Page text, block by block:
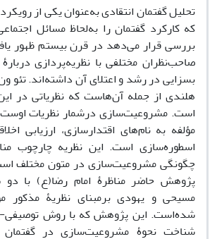
تحلیل گفتمان انتقادی به‌عنوان یکی از
که کارکرد گفتمان را به‌لحاظ مسائل
بررسی قرار می‌دهد در قرن بیستم ظهور
صاحب‌نظران مختلفی با نظریه‌پردازی
بسزایی در رشد و اعتلای آن داشته‌اند. تئو
هلندی از جمله آن‌هاست که نظریاتی در
است. مشروعیت‌سازی درشمار نظریات اوست
مؤلفه به‌ نام‌های اقتدارسازی، ارزیابی
اسطوره‌سازی است. این نظریه چارچوب
چگونگی مشروعیت‌سازی در متون مختلف
پژوهش حاضر مناظرۀ امام رضا(ع) با
مسیحی و یهودی برمبنای نظریۀ مذکور
شده‌است. این پژوهش که با روش توصیفی-
شناخت نحوۀ مشروعیت‌سازی در گفتمان